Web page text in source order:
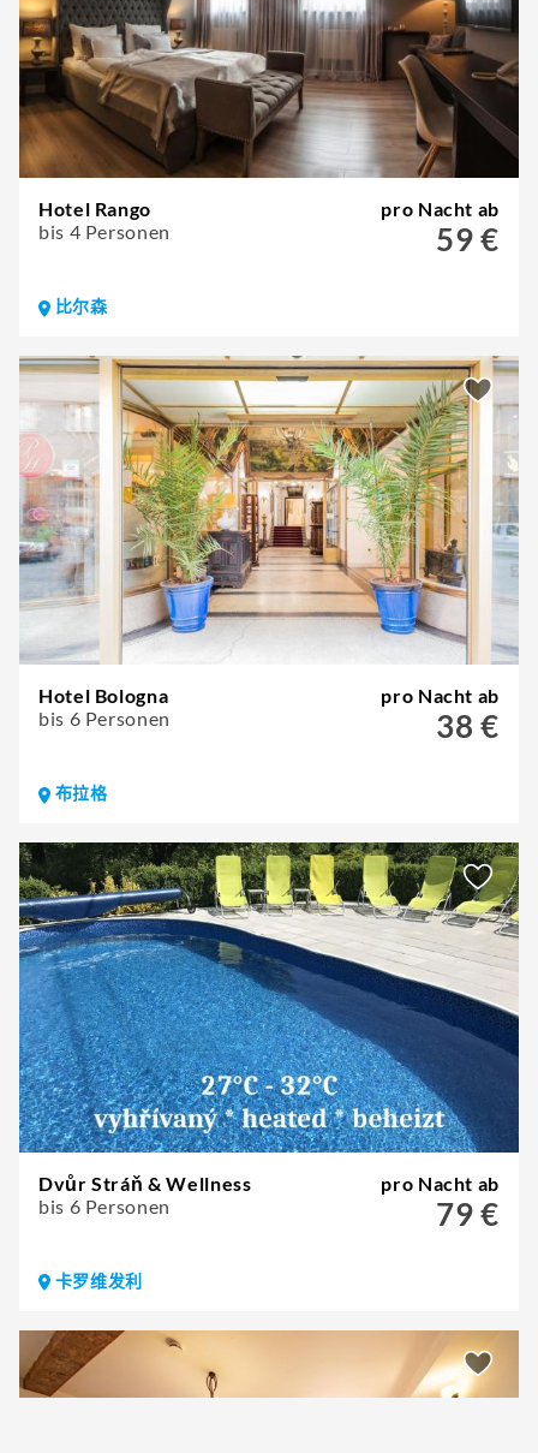
Hotel Rango
bis 4 Personen
pro Nacht ab
59 €
比尔森
Hotel Bologna
bis 6 Personen
pro Nacht ab
38 €
布拉格
Dvůr Stráň & Wellness
bis 6 Personen
pro Nacht ab
79 €
卡罗维发利